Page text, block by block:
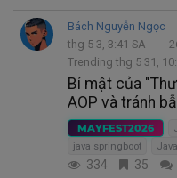
Bách Nguyễn Ngọc
thg 5 3, 3:41 SA
Trending thg 5 31,
Bí mật của
AOP và tránh
MAYFEST2026
java springboot
334 35